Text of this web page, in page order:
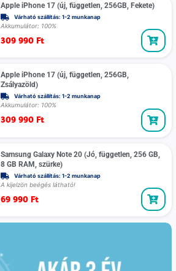
Apple iPhone 17 (új, független, 256GB, Fekete)
Várható szállítás: 1-2 munkanap
Akkumulátor: 100%
309 990 Ft
Apple iPhone 17 (új, független, 256GB,
Zsályazöld)
Várható szállítás: 1-2 munkanap
Akkumulátor: 100%
309 990 Ft
Samsung Galaxy Note 20 (Jó, független, 256 GB,
8 GB RAM, szürke)
Várható szállítás: 1-2 munkanap
A kijelzön beégés látható!
69 990 Ft